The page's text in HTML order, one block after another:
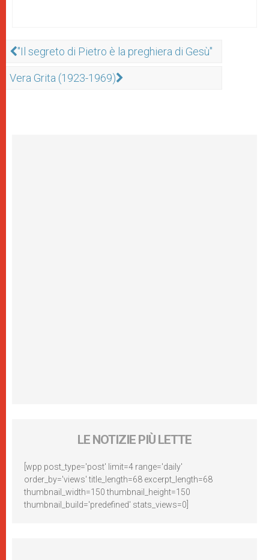
"Il segreto di Pietro è la preghiera di Gesù"
Vera Grita (1923-1969)
LE NOTIZIE PIÙ LETTE
[wpp post_type='post' limit=4 range='daily'
order_by='views' title_length=68 excerpt_length=68
thumbnail_width=150 thumbnail_height=150
thumbnail_build='predefined' stats_views=0]